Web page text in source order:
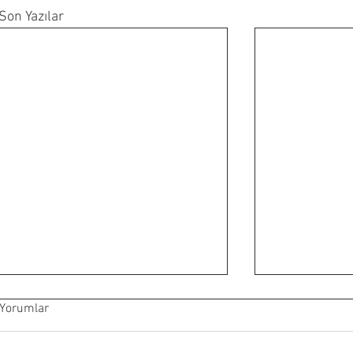
Yazılar
Yorumlar